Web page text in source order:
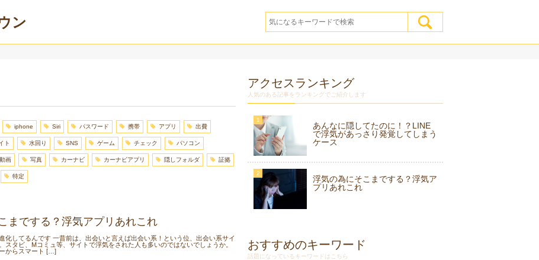
ン
iphone Siri パスワード 携帯 アプリ 出費
ト 水回り SNS ゲーム チェック パソコン
動画 写真 カーナビ カーナビアプリ 隠しフォルダ 証拠
特定
までする？浮気アプリあれこれ
化してるんです 一昔前は、出会いと言えば出会い系！という位、出会い系サイ
スタビ、Mコミュ等、サイトで浮気をされた人も多いのではないでしょうか。
からスマート […]
アクセスランキング
人気のある記事をランキングでご紹介します
あんなに隠してたのに！？LINE
で浮気があっさり発覚してしまう
ケース
浮気の為にそこまでする？浮気ア
プリあれこれ
おすすめのキーワード
話題になっているキーワードはこちら